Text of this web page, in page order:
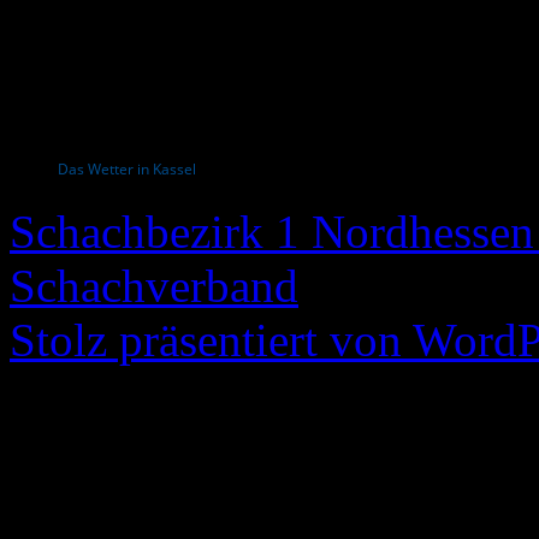
Das Wetter in Kassel
Schachbezirk 1
Schachverband
Stolz präsentiert von